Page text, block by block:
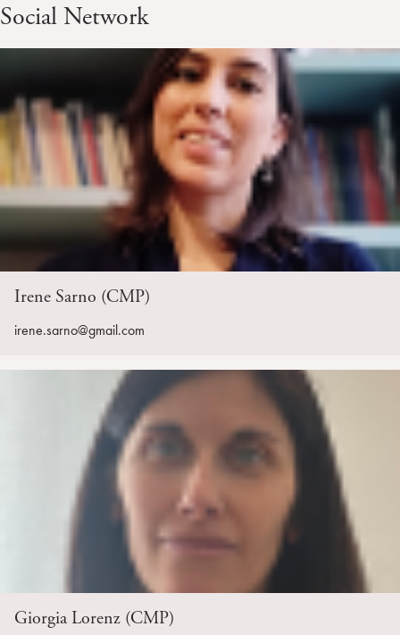
Social Network
Irene Sarno (CMP)
irene.sarno@gmail.com
Giorgia Lorenz (CMP)